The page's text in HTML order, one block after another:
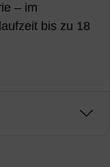
– im
bis zu 18